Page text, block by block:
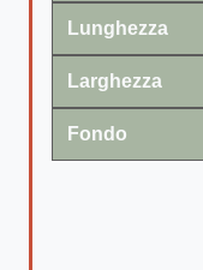
Lunghezza
Larghezza
Fondo